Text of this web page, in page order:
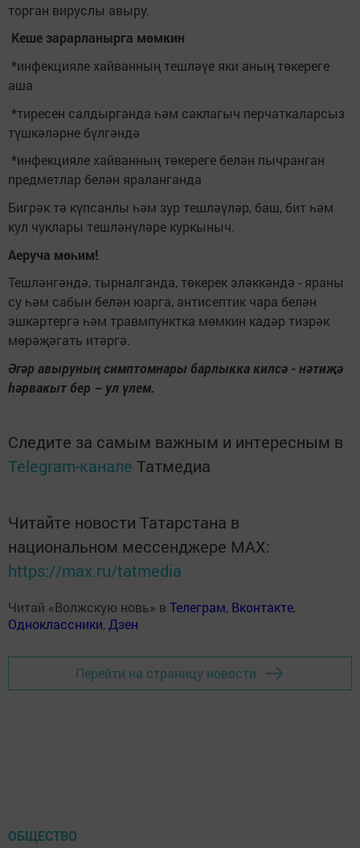
торган вируслы авыру.
Кеше зарарланырга мөмкин
*инфекцияле хайванның тешләүе яки аның төкереге
аша
*тиресен салдырганда һәм саклагыч перчаткаларсыз
түшкәләрне бүлгәндә
*инфекцияле хайванның төкереге белән пычранган
предметлар белән яраланганда
Бигрәк тә күпсанлы һәм зур тешләүләр, баш, бит һәм
кул чуклары тешләнүләре куркыныч.
Аеруча мөһим!
Тешләнгәндә, тырналганда, төкерек эләккәндә - яраны
су һәм сабын белән юарга, антисептик чара белән
эшкәртергә һәм травмпунктка мөмкин кадәр тизрәк
мөрәҗәгать итәргә.
Әгәр авыруның симптомнары барлыкка килсә - нәтиҗә
һәрвакыт бер – ул үлем.
Следите за самым важным и интересным в
Telegram-канале Татмедиа
Читайте новости Татарстана в
национальном мессенджере MАХ:
https://max.ru/tatmedia
Читай «Волжскую новь» в Телеграм, Вконтакте,
Одноклассники, Дзен
Перейти на страницу новости
ОБЩЕСТВО